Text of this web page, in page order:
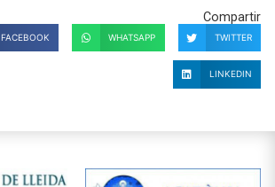
Compartir
FACEBOOK WHATSAPP TWITTER
LINKEDIN